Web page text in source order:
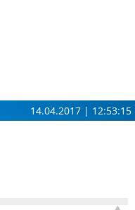
14.04.2017 | 12:53:15